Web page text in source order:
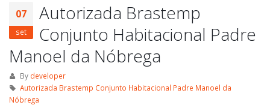
07
set
Autorizada Brastemp
Conjunto Habitacional Padre
Manoel da Nóbrega
By developer
Autorizada Brastemp Conjunto Habitacional Padre Manoel da
Nóbrega